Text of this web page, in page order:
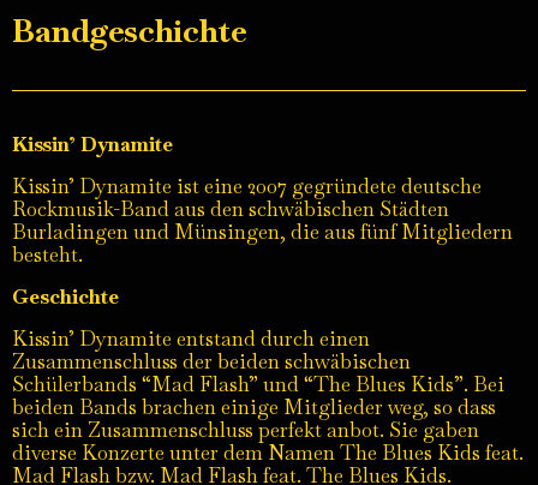
Bandgeschichte
Kissin’ Dynamite
Kissin’ Dynamite ist eine 2007 gegründete deutsche
Rockmusik-Band aus den schwäbischen Städten
Burladingen und Münsingen, die aus fünf Mitgliedern
besteht.
Geschichte
Kissin’ Dynamite entstand durch einen
Zusammenschluss der beiden schwäbischen
Schülerbands “Mad Flash” und “The Blues Kids”. Bei
beiden Bands brachen einige Mitglieder weg, so dass
sich ein Zusammenschluss perfekt anbot. Sie gaben
diverse Konzerte unter dem NamenThe Blues Kids feat.
Mad Flashbzw. Mad Flash feat. The Blues Kids.